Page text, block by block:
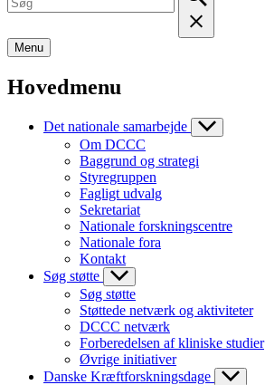
Menu
Hovedmenu
Det nationale samarbejde
Om DCCC
Baggrund og strategi
Styregruppen
Fagligt udvalg
Sekretariat
Nationale forskningscentre
Nationale fora
Kontakt
Søg støtte
Søg støtte
Støttede netværk og aktiviteter
DCCC netværk
Forberedelsen af kliniske studier
Øvrige initiativer
Danske Kræftforskningsdage